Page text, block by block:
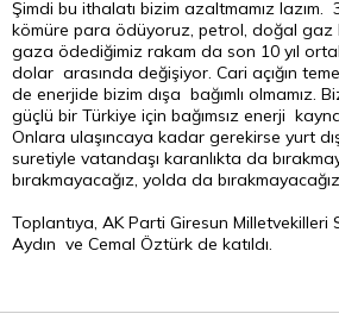
Şimdi bu ithalatı bizim azaltmamız lazım.
kömüre para ödüyoruz, petrol, doğal
gaza ödediğimiz rakam da son 10 yıl
dolar arasında değişiyor. Cari açığın
de enerjide bizim dışa bağımlı olmamız.
güçlü bir Türkiye için bağımsız enerji
Onlara ulaşıncaya kadar gerekirse yurt
suretiyle vatandaşı karanlıkta da
bırakmayacağız, yolda da
Toplantıya, AK Parti Giresun Milletvekilleri
Aydın ve Cemal Öztürk de katıldı.